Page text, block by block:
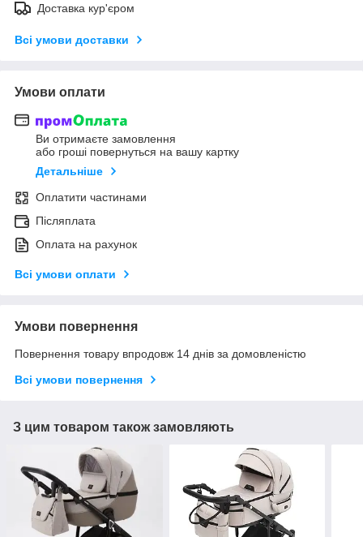
Доставка кур'єром
Всі умови доставки
Умови оплати
Ви отримаєте замовлення
або гроші повернуться на вашу картку
Детальніше
Оплатити частинами
Післяплата
Оплата на рахунок
Всі умови оплати
Умови повернення
Повернення товару впродовж 14 днів за домовленістю
Всі умови повернення
З цим товаром також замовляють